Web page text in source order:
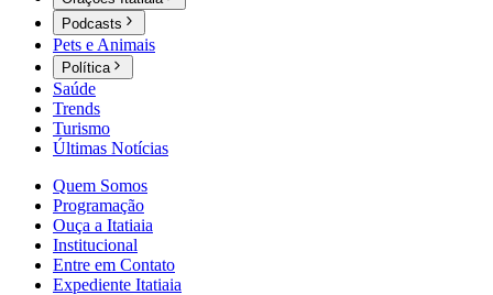
Podcasts
Pets e Animais
Política
Saúde
Trends
Turismo
Últimas Notícias
Quem Somos
Programação
Ouça a Itatiaia
Institucional
Entre em Contato
Expediente Itatiaia